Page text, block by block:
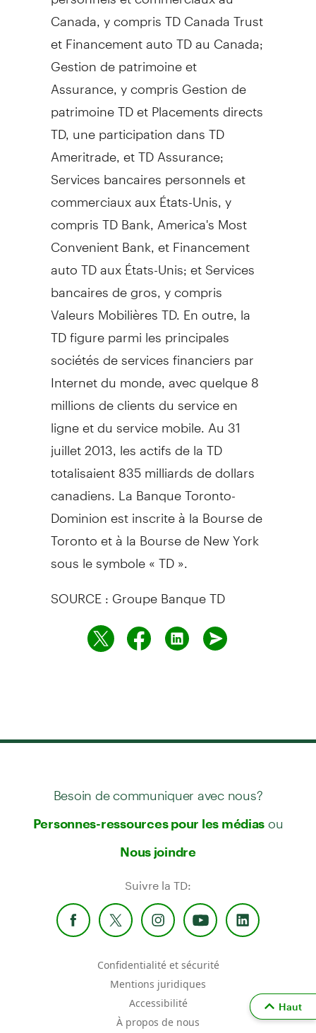
Canada, y compris TD Canada Trust
et Financement auto TD au Canada;
Gestion de patrimoine et
Assurance, y compris Gestion de
patrimoine TD et Placements directs
TD, une participation dans TD
Ameritrade, et TD Assurance;
Services bancaires personnels et
commerciaux aux États-Unis, y
compris TD Bank, America's Most
Convenient Bank, et Financement
auto TD aux États-Unis; et Services
bancaires de gros, y compris
Valeurs Mobilières TD. En outre, la
TD figure parmi les principales
sociétés de services financiers par
Internet du monde, avec quelque 8
millions de clients du service en
ligne et du service mobile. Au 31
juillet 2013, les actifs de la TD
totalisaient 835 milliards de dollars
canadiens. La Banque Toronto-
Dominion est inscrite à la Bourse de
Toronto et à la Bourse de New York
sous le symbole « TD ».
SOURCE : Groupe Banque TD
Besoin de communiquer avec nous?
Personnes-ressources pour les médias ou
Nous joindre
Suivre la TD:
Confidentialité et sécurité
Mentions juridiques
Accessibilité
À propos de nous
Haut